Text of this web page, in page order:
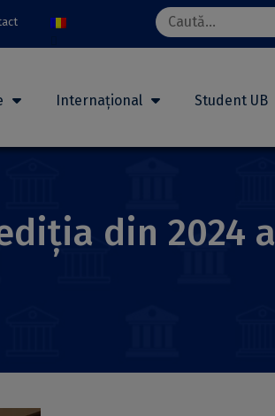
Search
for:
Internațional Student UB
din 2024 a